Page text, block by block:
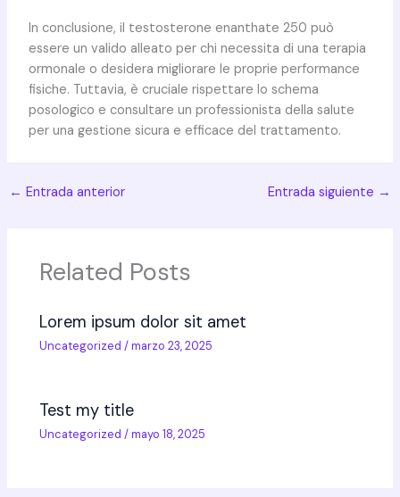
In conclusione, il testosterone enanthate 250 può
essere un valido alleato per chi necessita di una terapia
ormonale o desidera migliorare le proprie performance
fisiche. Tuttavia, è cruciale rispettare lo schema
posologico e consultare un professionista della salute
per una gestione sicura e efficace del trattamento.
← Entrada anterior Entrada siguiente →
Related Posts
Lorem ipsum dolor sit amet
Uncategorized /marzo 23, 2025
Test my title
Uncategorized /mayo 18, 2025